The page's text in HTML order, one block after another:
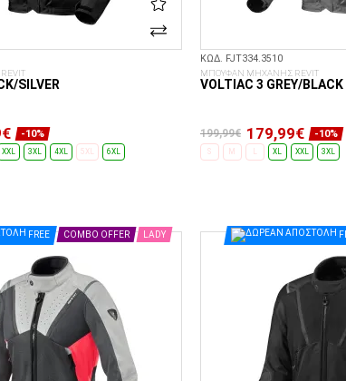
SILVER
-10%
XXL 3XL 4XL 5XL 6XL
ΚΩΔ. FJT334.3510
ΜΠΟΥΦΑΝ ΜΗΧΑΝΗΣ REVIT
VOLTIAC 3 GREY/BLACK
199,99€ 179,99€ -10%
S M L XL XXL 3XL
FREE COMBO OFFER LADY